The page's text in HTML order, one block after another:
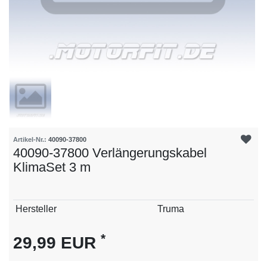
Artikel-Nr.: 40090-37800
40090-37800 Verlängerungskabel
KlimaSet 3 m
Technisches
Wert
Hersteller Truma
29,99 EUR *